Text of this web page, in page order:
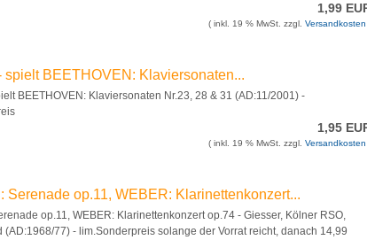
1,99
( inkl. 19 % MwSt. zzgl.Versandkosten
spielt BEETHOVEN: Klaviersonaten...
BEETHOVEN: Klaviersonaten Nr.23, 28 & 31 (AD:11/2001) -
1,95
( inkl. 19 % MwSt. zzgl.Versandkosten
Serenade op.11, WEBER: Klarinettenkonzert...
op.11, WEBER: Klarinettenkonzert op.74 - Giesser, Kölner RSO,
(AD:1968/77) - lim.Sonderpreis solange der Vorrat reicht, danach 14,99